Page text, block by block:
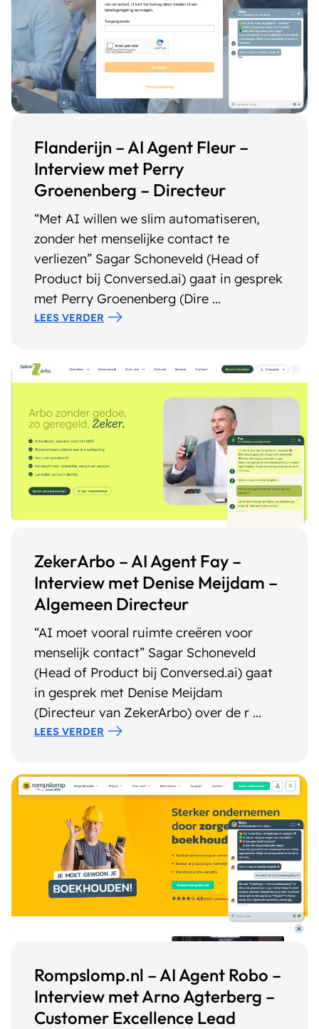
Flanderijn – AI Agent Fleur –
Interview met Perry
Groenenberg – Directeur
“Met AI willen we slim automatiseren,
zonder het menselijke contact te
verliezen” Sagar Schoneveld (Head of
Product bij Conversed.ai) gaat in gesprek
met Perry Groenenberg (Dire ...
LEES VERDER
ZekerArbo – AI Agent Fay –
Interview met Denise Meijdam –
Algemeen Directeur
“AI moet vooral ruimte creëren voor
menselijk contact” Sagar Schoneveld
(Head of Product bij Conversed.ai) gaat
in gesprek met Denise Meijdam
(Directeur van ZekerArbo) over de r ...
LEES VERDER
Rompslomp.nl – AI Agent Robo –
Interview met Arno Agterberg –
Customer Excellence Lead